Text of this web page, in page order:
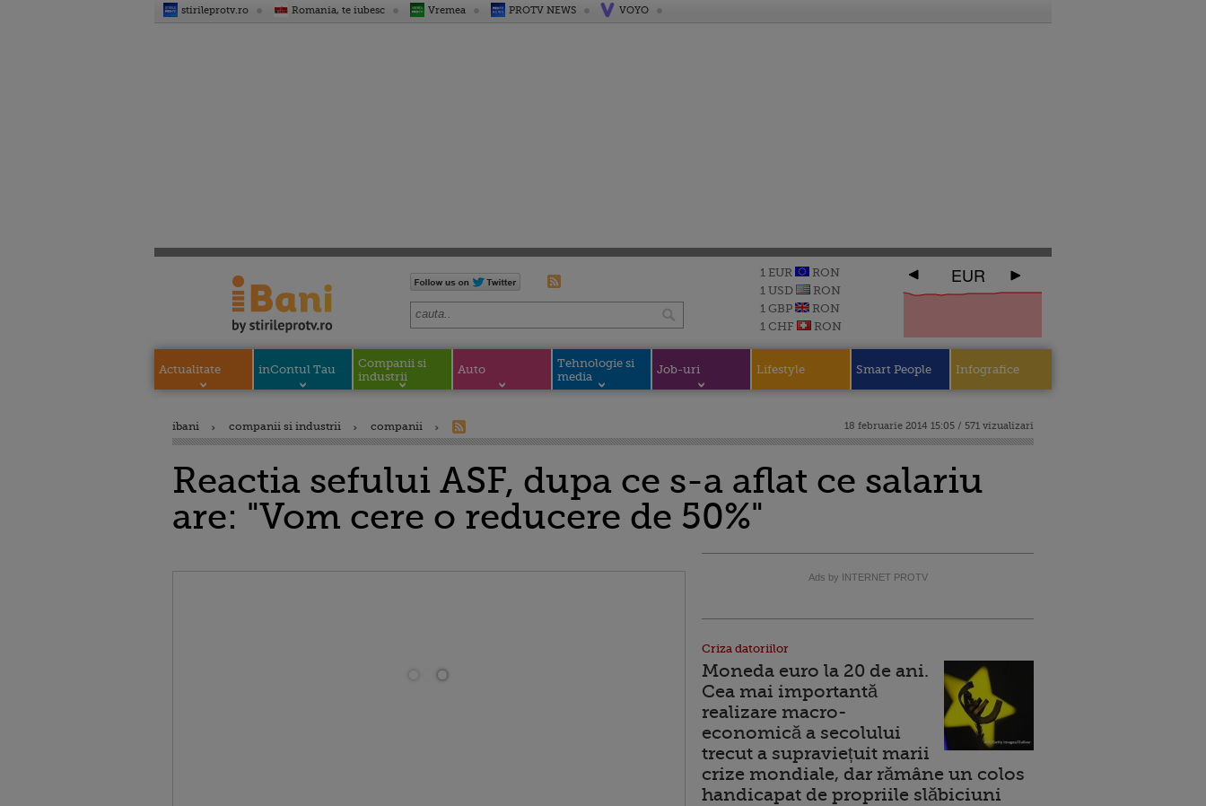
stirileprotv.ro Romania, te iubesc Vremea PROTV NEWS VOYO
1 EUR
RON
1 USD
RON
1 GBP
RON
1 CHF
RON
EUR
Actualitate inContul Tau
Companii si
industrii
Auto
Tehnologie si
media
Job-uri Lifestyle Smart People Infografice
ibani companii si industrii companii 18 februarie 2014 15:05 / 571 vizualizari
Reactia sefului ASF, dupa ce s-a aflat ce salariu
are: "Vom cere o reducere de 50%"
Ads by INTERNET PROTV
Criza datoriilor
Moneda euro la 20 de ani.
Cea mai importantă
realizare macro-
economică a secolului
trecut a supraviețuit marii
crize mondiale, dar rămâne un colos
handicapat de propriile slăbiciuni